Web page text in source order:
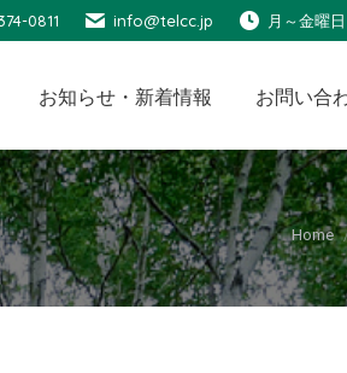
0811 info@telcc.jp 月～金曜
お知らせ・新着情報 お問い合
You
Home